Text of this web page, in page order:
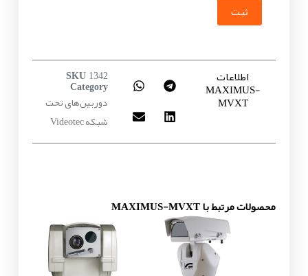
ثبت
اطلاعات
MAXIMUS-
MVXT
SKU 1342
Category
دوربین‌های تحت
شبکه Videotec
محصولات مرتبط با MAXIMUS-MVXT